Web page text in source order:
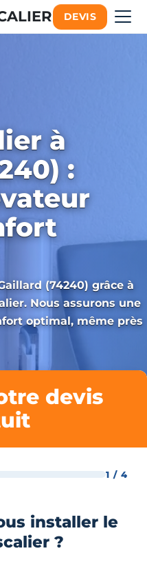
DEVIS
à
:
(74240) grâce à
Nous assurons une
optimal, même près
devis
1 / 4
installer le
?